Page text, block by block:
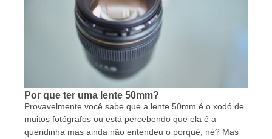
Por que ter uma lente 50mm?
Provavelmente você sabe que a lente 50mm é o xodó de
muitos fotógrafos ou está percebendo que ela é a
queridinha mas ainda não entendeu o porquê, né? Mas